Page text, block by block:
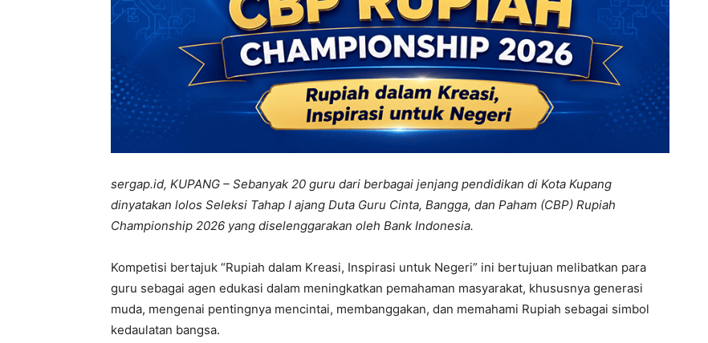
sergap.id, KUPANG – Sebanyak 20 guru dari berbagai jenjang pendidikan di Kota Kupang
dinyatakan lolos Seleksi Tahap I ajang Duta Guru Cinta, Bangga, dan Paham (CBP) Rupiah
Championship 2026 yang diselenggarakan oleh Bank Indonesia.
Kompetisi bertajuk “Rupiah dalam Kreasi, Inspirasi untuk Negeri” ini bertujuan melibatkan para
guru sebagai agen edukasi dalam meningkatkan pemahaman masyarakat, khususnya generasi
muda, mengenai pentingnya mencintai, membanggakan, dan memahami Rupiah sebagai simbol
kedaulatan bangsa.